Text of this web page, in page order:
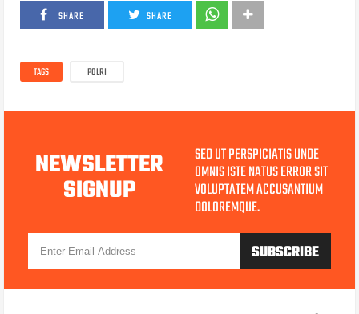
SHARE SHARE
TAGS POLRI
NEWSLETTER
SIGNUP
SED UT PERSPICIATIS UNDE
OMNIS ISTE NATUS ERROR SIT
VOLUPTATEM ACCUSANTIUM
DOLOREMQUE.